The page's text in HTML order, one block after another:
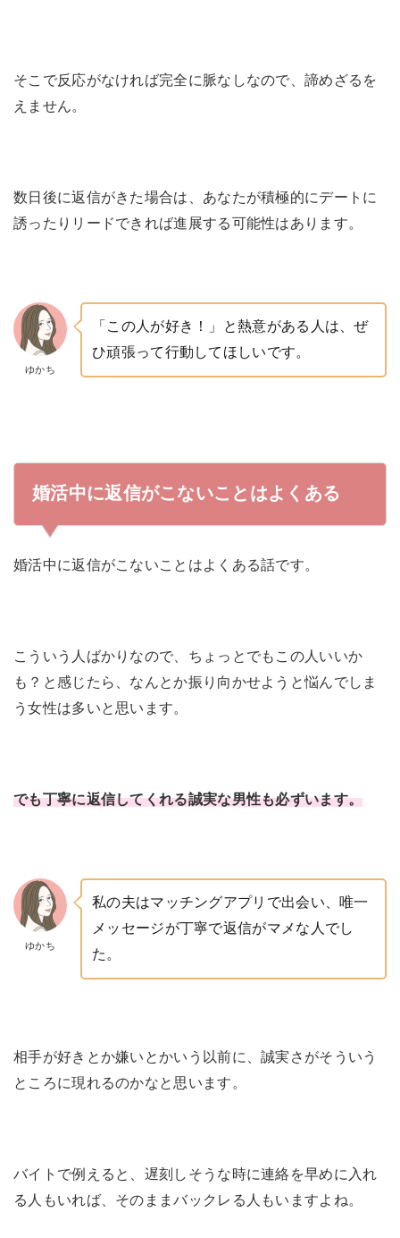
そこで反応がなければ完全に脈なしなので、諦めざるを
えません。
数日後に返信がきた場合は、あなたが積極的にデートに
誘ったりリードできれば進展する可能性はあります。
ゆかち
「この人が好き！」と熱意がある人は、ぜ
ひ頑張って行動してほしいです。
婚活中に返信がこないことはよくある
婚活中に返信がこないことはよくある話です。
こういう人ばかりなので、ちょっとでもこの人いいか
も？と感じたら、なんとか振り向かせようと悩んでしま
う女性は多いと思います。
でも丁寧に返信してくれる誠実な男性も必ずいます。
ゆかち
私の夫はマッチングアプリで出会い、唯一
メッセージが丁寧で返信がマメな人でし
た。
相手が好きとか嫌いとかいう以前に、誠実さがそういう
ところに現れるのかなと思います。
バイトで例えると、遅刻しそうな時に連絡を早めに入れ
る人もいれば、そのままバックレる人もいますよね。